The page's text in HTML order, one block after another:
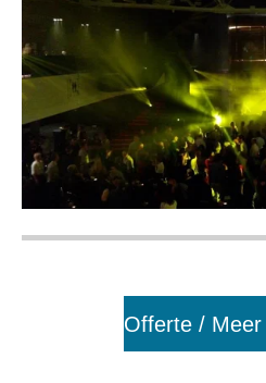
Offerte /